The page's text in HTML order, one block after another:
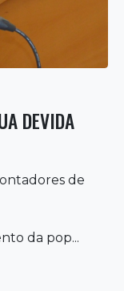
DEVIDA
de
da pop...